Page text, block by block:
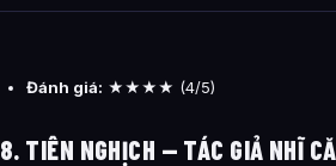
Đánh giá: ★★★★ (4/5)
8. TIÊN NGHỊCH — TÁC GIẢ NHĨ